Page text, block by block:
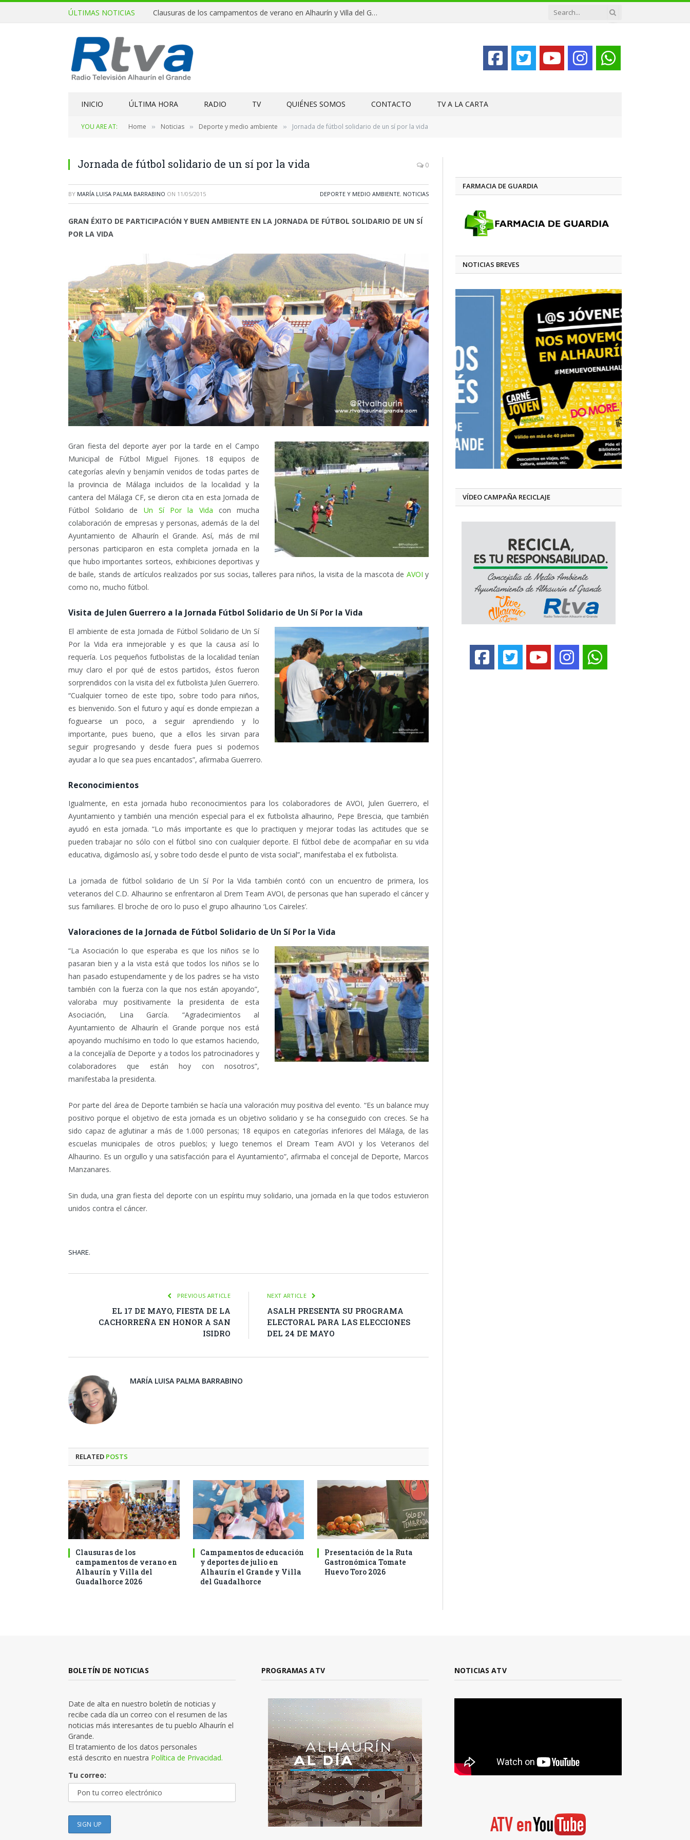
ÚLTIMAS NOTICIAS Clausuras de los campamentos de verano en Alhaurín y Villa del Guadalhorce 2026
INICIO ÚLTIMA HORA RADIO TV QUIÉNES SOMOS CONTACTO TV A LA CARTA
YOU ARE AT: Home » Noticias » Deporte y medio ambiente » Jornada de fútbol solidario de un sí por la vida
Jornada de fútbol solidario de un sí por la vida 0
BY MARÍA LUISA PALMA BARRABINO ON 11/05/2015 DEPORTE Y MEDIO AMBIENTE, NOTICIAS
GRAN ÉXITO DE PARTICIPACIÓN Y BUEN AMBIENTE EN LA JORNADA DE FÚTBOL SOLIDARIO DE UN SÍ
POR LA VIDA
Gran fiesta del deporte ayer por la tarde en el Campo
Municipal de Fútbol Miguel Fijones. 18 equipos de
categorías alevín y benjamín venidos de todas partes de
la provincia de Málaga incluidos de la localidad y la
cantera del Málaga CF, se dieron cita en esta Jornada de
Fútbol Solidario de Un Sí Por la Vida con mucha
colaboración de empresas y personas, además de la del
Ayuntamiento de Alhaurín el Grande. Así, más de mil
personas participaron en esta completa jornada en la
que hubo importantes sorteos, exhibiciones deportivas y
de baile, stands de artículos realizados por sus socias, talleres para niños, la visita de la mascota de AVOI y
como no, mucho fútbol.
Visita de Julen Guerrero a la Jornada Fútbol Solidario de Un Sí Por la Vida
El ambiente de esta Jornada de Fútbol Solidario de Un Sí
Por la Vida era inmejorable y es que la causa así lo
requería. Los pequeños futbolistas de la localidad tenían
muy claro el por qué de estos partidos, éstos fueron
sorprendidos con la visita del ex futbolista Julen Guerrero.
“Cualquier torneo de este tipo, sobre todo para niños,
es bienvenido. Son el futuro y aquí es donde empiezan a
foguearse un poco, a seguir aprendiendo y lo
importante, pues bueno, que a ellos les sirvan para
seguir progresando y desde fuera pues si podemos
ayudar a lo que sea pues encantados”, afirmaba Guerrero.
Reconocimientos
Igualmente, en esta jornada hubo reconocimientos para los colaboradores de AVOI, Julen Guerrero, el
Ayuntamiento y también una mención especial para el ex futbolista alhaurino, Pepe Brescia, que también
ayudó en esta jornada. “Lo más importante es que lo practiquen y mejorar todas las actitudes que se
pueden trabajar no sólo con el fútbol sino con cualquier deporte. El fútbol debe de acompañar en su vida
educativa, digámoslo así, y sobre todo desde el punto de vista social”, manifestaba el ex futbolista.
La jornada de fútbol solidario de Un Sí Por la Vida también contó con un encuentro de primera, los
veteranos del C.D. Alhaurino se enfrentaron al Drem Team AVOI, de personas que han superado el cáncer y
sus familiares. El broche de oro lo puso el grupo alhaurino ‘Los Caireles’.
Valoraciones de la Jornada de Fútbol Solidario de Un Sí Por la Vida
“La Asociación lo que esperaba es que los niños se lo
pasaran bien y a la vista está que todos los niños se lo
han pasado estupendamente y de los padres se ha visto
también con la fuerza con la que nos están apoyando”,
valoraba muy positivamente la presidenta de esta
Asociación, Lina García. “Agradecimientos al
Ayuntamiento de Alhaurín el Grande porque nos está
apoyando muchísimo en todo lo que estamos haciendo,
a la concejalía de Deporte y a todos los patrocinadores y
colaboradores que están hoy con nosotros”,
manifestaba la presidenta.
Por parte del área de Deporte también se hacía una valoración muy positiva del evento. “Es un balance muy
positivo porque el objetivo de esta jornada es un objetivo solidario y se ha conseguido con creces. Se ha
sido capaz de aglutinar a más de 1.000 personas; 18 equipos en categorías inferiores del Málaga, de las
escuelas municipales de otros pueblos; y luego tenemos el Dream Team AVOI y los Veteranos del
Alhaurino. Es un orgullo y una satisfacción para el Ayuntamiento”, afirmaba el concejal de Deporte, Marcos
Manzanares.
Sin duda, una gran fiesta del deporte con un espíritu muy solidario, una jornada en la que todos estuvieron
unidos contra el cáncer.
SHARE.
PREVIOUS ARTICLE
EL 17 DE MAYO, FIESTA DE LA
CACHORREÑA EN HONOR A SAN
ISIDRO
NEXT ARTICLE
ASALH PRESENTA SU PROGRAMA
ELECTORAL PARA LAS ELECCIONES
DEL 24 DE MAYO
MARÍA LUISA PALMA BARRABINO
RELATED POSTS
Clausuras de los
campamentos de verano en
Alhaurín y Villa del
Guadalhorce 2026
Campamentos de educación
y deportes de julio en
Alhaurín el Grande y Villa
del Guadalhorce
Presentación de la Ruta
Gastronómica Tomate
Huevo Toro 2026
FARMACIA DE GUARDIA
NOTICIAS BREVES
VÍDEO CAMPAÑA RECICLAJE
BOLETÍN DE NOTICIAS
Date de alta en nuestro boletín de noticias y
recibe cada día un correo con el resumen de las
noticias más interesantes de tu pueblo Alhaurín el
Grande.
El tratamiento de los datos personales
está descrito en nuestra Política de Privacidad.
Tu correo:
PROGRAMAS ATV NOTICIAS ATV